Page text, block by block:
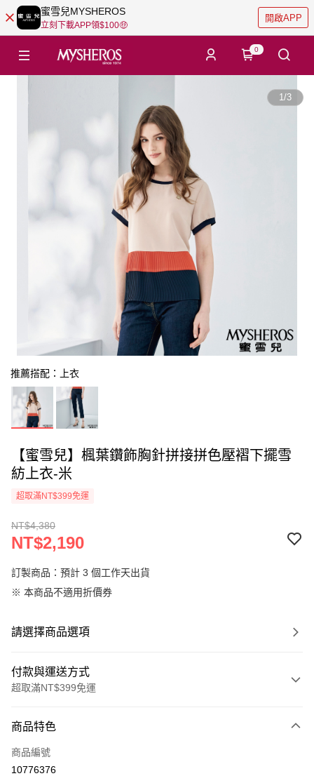
蜜雪兒MYSHEROS
立刻下載APP領$100🤑
開啟APP
0
1/3
推薦搭配：上衣
【蜜雪兒】楓葉鑽飾胸針拼接拼色壓褶下擺雪
紡上衣-米
超取滿NT$399免運
NT$4,380
NT$2,190
訂製商品：預計 3 個工作天出貨
※ 本商品不適用折價券
請選擇商品選項
付款與運送方式
超取滿NT$399免運
信用卡一次付款
信用卡分期付款
商品特色
商品編號
10776376